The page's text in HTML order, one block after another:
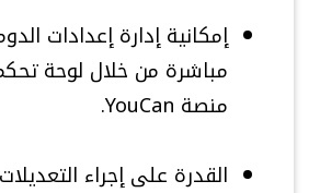
إمكانية إدارة إعدادات
مباشرة من خلال لوحة
منصة YouCan.
القدرة على إجراء